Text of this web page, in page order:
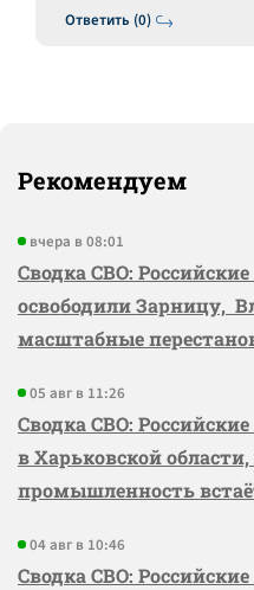
Ответить (0)
Рекомендуем
вчера в 08:01
Сводка СВО:
освободили Зарницу,
масштабные
05 авг в 11:26
Сводка СВО:
в Харьковской
промышленность
04 авг в 10:46
Сводка СВО: